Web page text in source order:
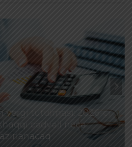
vergi tutulması: 2026-cı
cədvəli necə